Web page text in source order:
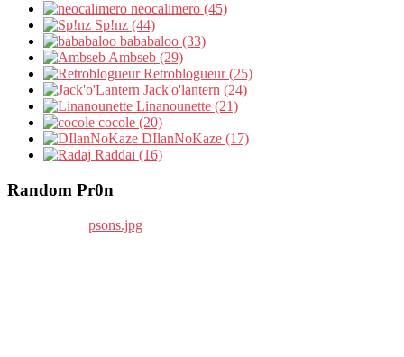
neocalimero (45)
Sp!nz (44)
bababaloo (33)
Ambseb (29)
Retroblogueur (25)
Jack'o'lantern (24)
Linanounette (21)
cocole (20)
DIlanNoKaze (17)
Raddai (16)
Random Pr0n